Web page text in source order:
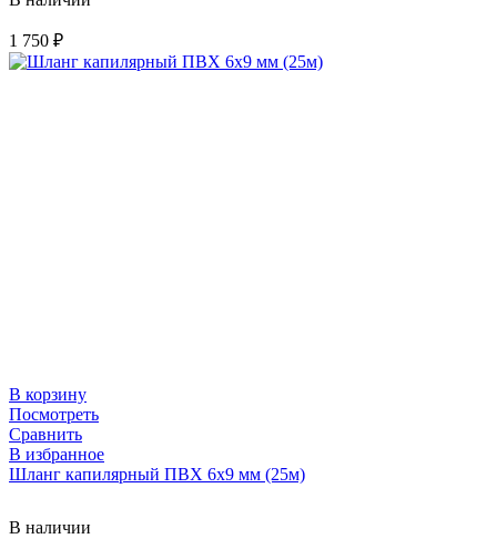
1 750 ₽
В корзину
Посмотреть
Сравнить
В избранное
Шланг капилярный ПВХ 6х9 мм (25м)
В наличии